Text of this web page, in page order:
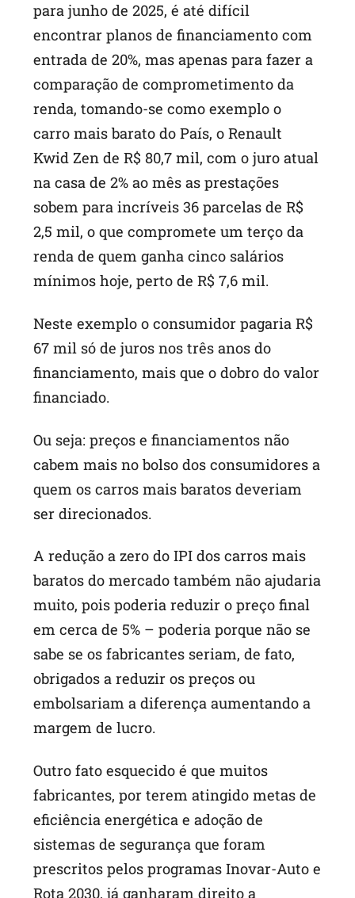
para junho de 2025, é até difícil
encontrar planos de financiamento com
entrada de 20%, mas apenas para fazer a
comparação de comprometimento da
renda, tomando-se como exemplo o
carro mais barato do País, o Renault
Kwid Zen de R$ 80,7 mil, com o juro atual
na casa de 2% ao mês as prestações
sobem para incríveis 36 parcelas de R$
2,5 mil, o que compromete um terço da
renda de quem ganha cinco salários
mínimos hoje, perto de R$ 7,6 mil.
Neste exemplo o consumidor pagaria R$
67 mil só de juros nos três anos do
financiamento, mais que o dobro do valor
financiado.
Ou seja: preços e financiamentos não
cabem mais no bolso dos consumidores a
quem os carros mais baratos deveriam
ser direcionados.
A redução a zero do IPI dos carros mais
baratos do mercado também não ajudaria
muito, pois poderia reduzir o preço final
em cerca de 5% – poderia porque não se
sabe se os fabricantes seriam, de fato,
obrigados a reduzir os preços ou
embolsariam a diferença aumentando a
margem de lucro.
Outro fato esquecido é que muitos
fabricantes, por terem atingido metas de
eficiência energética e adoção de
sistemas de segurança que foram
prescritos pelos programas Inovar-Auto e
Rota 2030, já ganharam direito a